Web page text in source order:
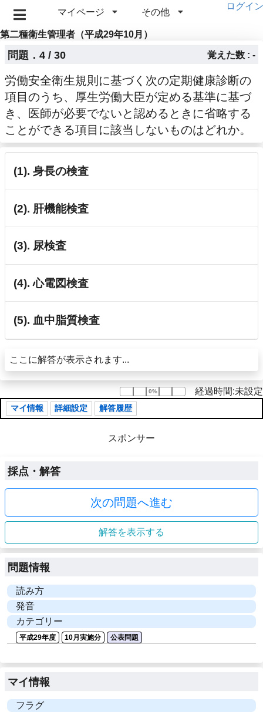
マイページ その他
ログイン
第二種衛生管理者（平成29年10月）
問題．4 / 30 覚えた数 : -
労働安全衛生規則に基づく次の定期健康診断の
項目のうち、厚生労働大臣が定める基準に基づ
き、医師が必要でないと認めるときに省略する
ことができる項目に該当しないものはどれか。
(1). 身長の検査
(2). 肝機能検査
(3). 尿検査
(4). 心電図検査
(5). 血中脂質検査
ここに解答が表示されます...
0%
0% 経過時間:未設定
マイ情報 詳細設定 解答履歴
スポンサー
採点・解答
次の問題へ進む
解答を表示する
問題情報
読み方
発音
カテゴリー
平成29年度 10月実施分 公表問題
マイ情報
フラグ